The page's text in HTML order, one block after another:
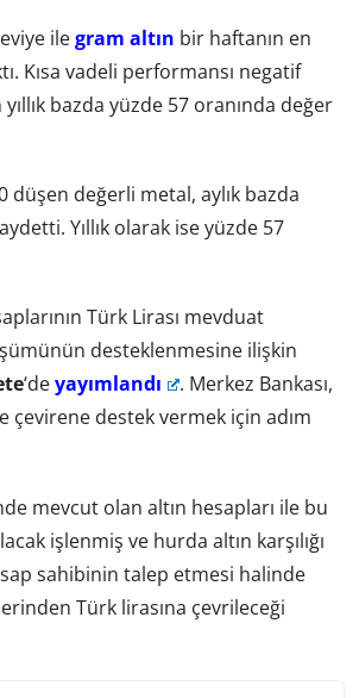
ilegram altın bir haftanın en
Kısa vadeli performansı negatif
bazda yüzde 57 oranında değer
düşen değerli metal, aylık bazda
Yıllık olarak ise yüzde 57
Türk Lirası mevduat
desteklenmesine ilişkin
‘deyayımlandı
. Merkez Bankası,
çevirene destek vermek için adım
mevcut olan altın hesapları ile bu
işlenmiş ve hurda altın karşılığı
sahibinin talep etmesi halinde
Türk lirasına çevrileceği